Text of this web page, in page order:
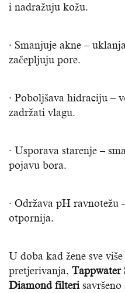
i nadražuju kožu.
· Smanjuje akne –
začepljuju pore.
· Poboljšava hidraciju –
zadržati vlagu.
· Usporava starenje –
pojavu bora.
· Održava pH ravnotežu
otpornija.
U doba kad žene sve
pretjerivanja, Tappwater
Diamond filteri